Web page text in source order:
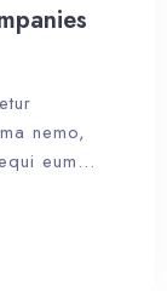
nemo,
eum…